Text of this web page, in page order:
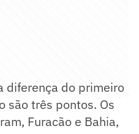
diferença do primeiro
são três pontos. Os
Furacão e Bahia,